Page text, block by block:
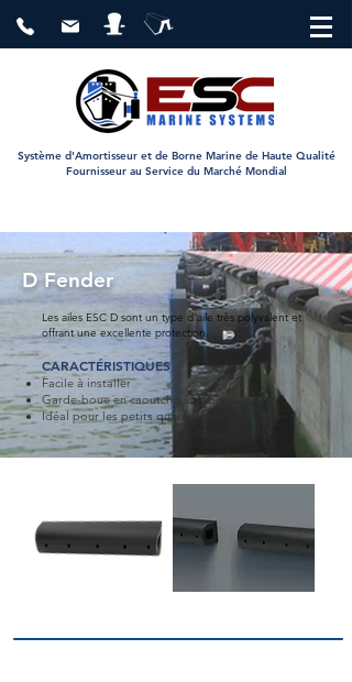
Système d'Amortisseur et de Borne Marine de Haute Qualité
Fournisseur au Service du Marché Mondial
D Fender
Les ailes ESC D sont un type d'aile très polyvalent et
offrant une excellente protection.
CARACTÉRISTIQUES
Facile à installer
Garde-boue en caoutchouc robuste
Idéal pour les petits quais et quais